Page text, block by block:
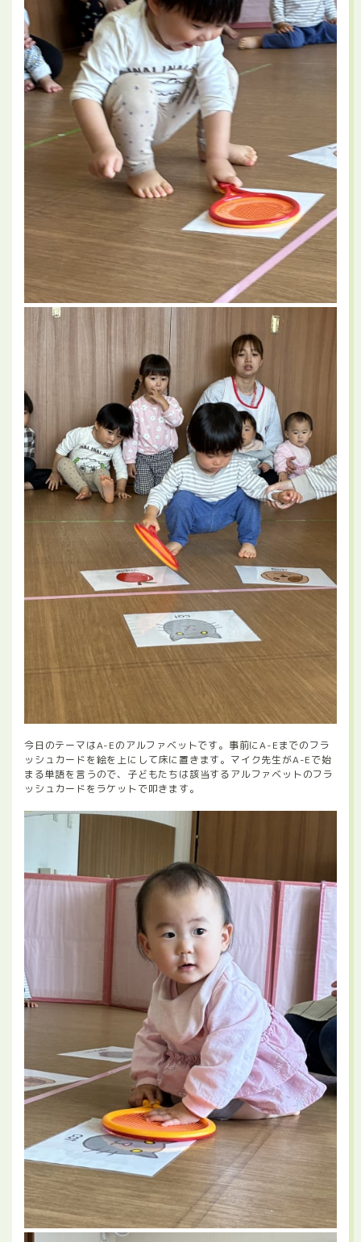
今日のテーマはA-Eのアルファベットです。事前にA-Eまでのフラ
ッシュカードを絵を上にして床に置きます。マイク先生がA-Eで始
まる単語を言うので、子どもたちは該当するアルファベットのフラ
ッシュカードをラケットで叩きます。